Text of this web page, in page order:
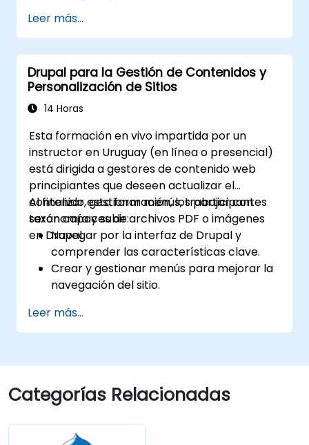
Optimizar el rendimiento de un sitio web
con Drupal 11.
Ejecutar copias de seguridad
programadas.
Implementar múltiples versiones de un
sitio web con Drupal 11 (multilingüe, móvil,
Leer más...
Drupal para la Gestión de Contenidos y
Personalización de Sitios
14 Horas
Esta formación en vivo impartida por un
instructor en Uruguay (en línea o presencial)
está dirigida a gestores de contenido web
principiantes que deseen actualizar el
contenido, gestionar menús, trabajar con
taxonomía y subir archivos PDF o imágenes
en Drupal.
Al finalizar esta formación, los participantes
serán capaces de:
Navegar por la interfaz de Drupal y
comprender las características clave.
Crear y gestionar menús para mejorar la
navegación del sitio.
organizar el contenido de forma efectiva.
Subir y gestionar archivos PDF, imágenes
Editar y publicar páginas de contenido
básicas para el sitio web de la biblioteca.
Leer más...
Categorías Relacionadas